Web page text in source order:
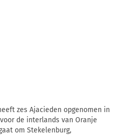
zes Ajacieden opgenomen in
de interlands van Oranje
om Stekelenburg,